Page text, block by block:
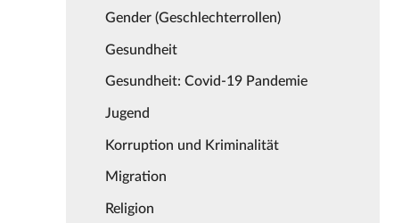
Gender (Geschlechterrollen)
Gesundheit
Gesundheit: Covid-19 Pandemie
Jugend
Korruption und Kriminalität
Migration
Religion